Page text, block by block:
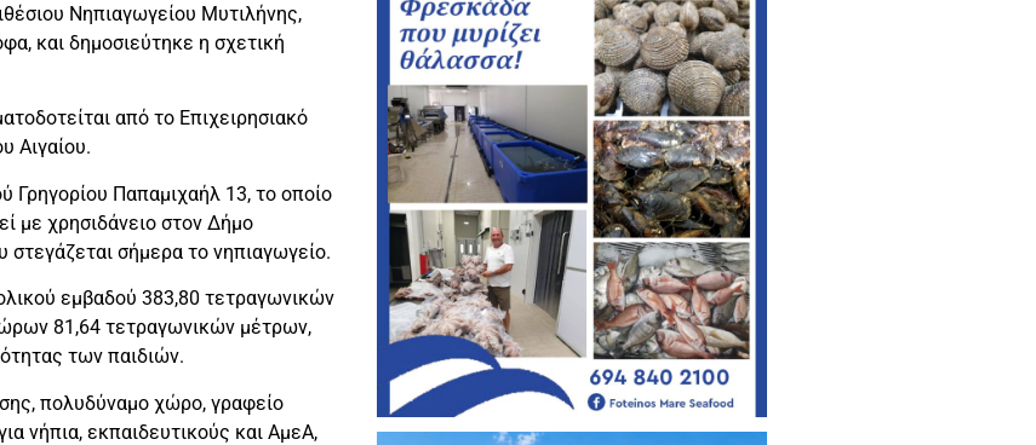
Νηπιαγωγείου Μυτιλήνης,
και δημοσιεύτηκε η σχετική
από το Επιχειρησιακό
Αιγαίου.
Γρηγορίου Παπαμιχαήλ 13, το οποίο
με χρησιδάνειο στον Δήμο
στεγάζεται σήμερα το νηπιαγωγείο.
εμβαδού 383,80 τετραγωνικών
81,64 τετραγωνικών μέτρων,
των παιδιών.
πολυδύναμο χώρο, γραφείο
νήπια, εκπαιδευτικούς και ΑμεΑ,